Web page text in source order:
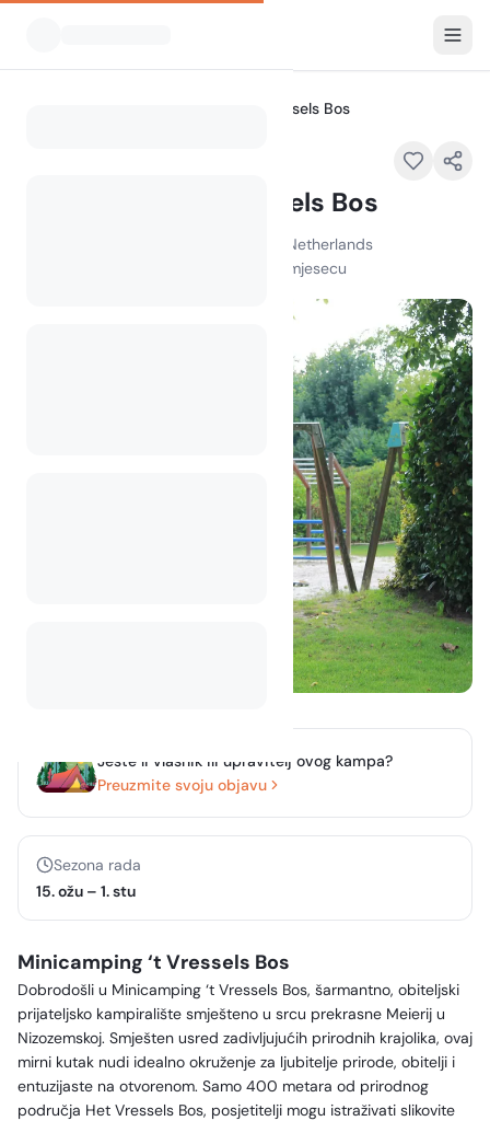
Minicamping ‘t Vressels Bos
Minicamping ‘t Vressels Bos
Vresselse Akkers , 5491 PG Nijnsel , Netherlands
pregleda u posljednjem mjesecu
Jeste li vlasnik ili upravitelj ovog kampa?
Preuzmite svoju objavu
Sezona rada
15. ožu – 1. stu
Minicamping ‘t Vressels Bos
Dobrodošli u Minicamping ‘t Vressels Bos, šarmantno, obiteljski
prijateljsko kampiralište smješteno u srcu prekrasne Meierij u
Nizozemskoj. Smješten usred zadivljujućih prirodnih krajolika, ovaj
mirni kutak nudi idealno okruženje za ljubitelje prirode, obitelji i
entuzijaste na otvorenom. Samo 400 metara od prirodnog
područja Het Vressels Bos, posjetitelji mogu istraživati slikovite